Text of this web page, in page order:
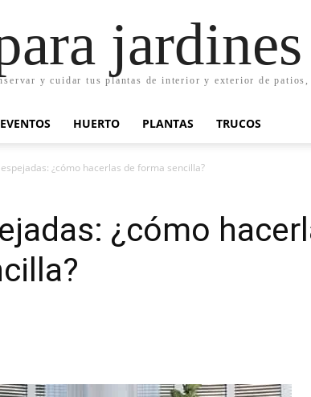
y cuidar tus plantas de interior y exterior de
EVENTOS HUERTO PLANTAS TRUCOS
¿cómo hacerlas de forma sencilla?
¿cómo